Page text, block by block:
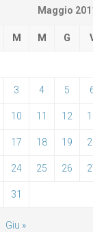
Maggio
M M G
3 4 5
10 11 12
17 18 19
24 25 26
31
Giu »